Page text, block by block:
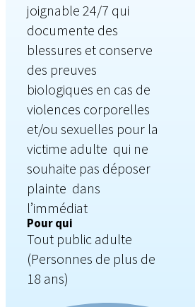
joignable 24/7 qui
documente des
blessures et conserve
des preuves
biologiques en cas de
violences corporelles
et/ou sexuelles pour la
victime adulte qui ne
souhaite pas déposer
plainte dans
l’immédiat
Pour qui
Tout public adulte
(Personnes de plus de
18 ans)